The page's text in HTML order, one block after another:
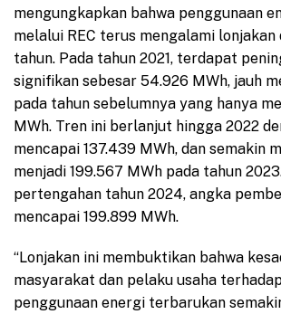
mengungkapkan bahwa penggunaan
melalui REC terus mengalami lonjakan
tahun. Pada tahun 2021, terdapat
signifikan sebesar 54.926 MWh, jauh
pada tahun sebelumnya yang hanya
MWh. Tren ini berlanjut hingga 2022
mencapai 137.439 MWh, dan semakin
menjadi 199.567 MWh pada tahun
pertengahan tahun 2024, angka
mencapai 199.899 MWh.
“Lonjakan ini membuktikan bahwa
masyarakat dan pelaku usaha
penggunaan energi terbarukan